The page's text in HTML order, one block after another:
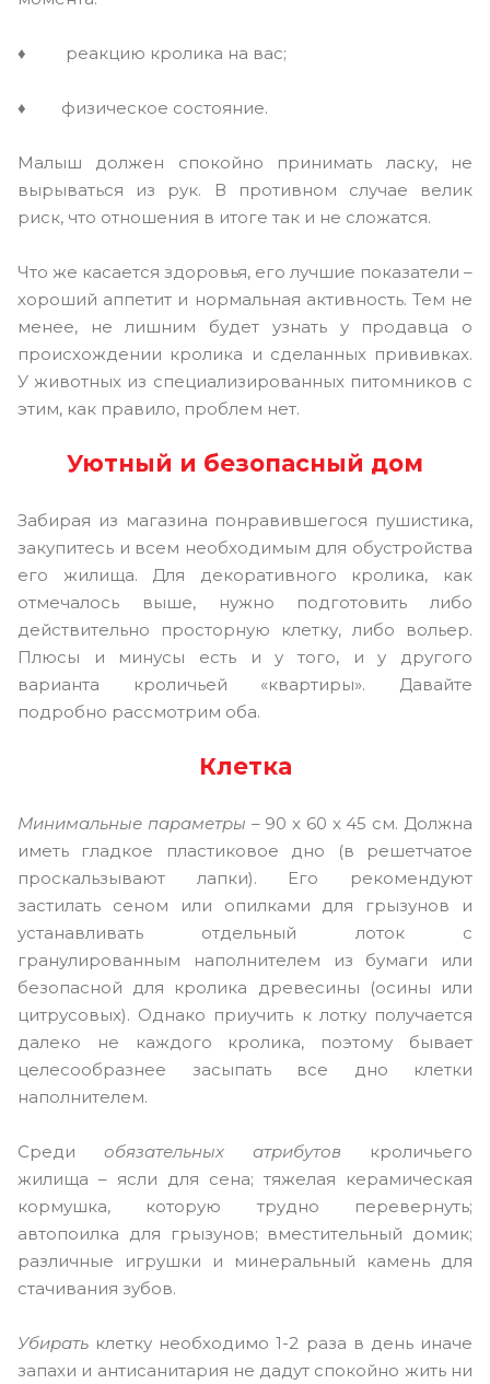
♦ реакцию кролика на вас;
♦ физическое состояние.
Малыш должен спокойно принимать ласку, не
вырываться из рук. В противном случае велик
риск, что отношения в итоге так и не сложатся.
Что же касается здоровья, его лучшие показатели –
хороший аппетит и нормальная активность. Тем не
менее, не лишним будет узнать у продавца о
происхождении кролика и сделанных прививках.
У животных из специализированных питомников с
этим, как правило, проблем нет.
Уютный и безопасный дом
Забирая из магазина понравившегося пушистика,
закупитесь и всем необходимым для обустройства
его жилища. Для декоративного кролика, как
отмечалось выше, нужно подготовить либо
действительно просторную клетку, либо вольер.
Плюсы и минусы есть и у того, и у другого
варианта кроличьей «квартиры». Давайте
подробно рассмотрим оба.
Клетка
Минимальные параметры – 90 x 60 x 45 см. Должна
иметь гладкое пластиковое дно (в решетчатое
проскальзывают лапки). Его рекомендуют
застилать сеном или опилками для грызунов и
устанавливать отдельный лоток с
гранулированным наполнителем из бумаги или
безопасной для кролика древесины (осины или
цитрусовых). Однако приучить к лотку получается
далеко не каждого кролика, поэтому бывает
целесообразнее засыпать все дно клетки
наполнителем.
Среди обязательных атрибутов кроличьего
жилища – ясли для сена; тяжелая керамическая
кормушка, которую трудно перевернуть;
автопоилка для грызунов; вместительный домик;
различные игрушки и минеральный камень для
стачивания зубов.
Убирать клетку необходимо 1-2 раза в день иначе
запахи и антисанитария не дадут спокойно жить ни